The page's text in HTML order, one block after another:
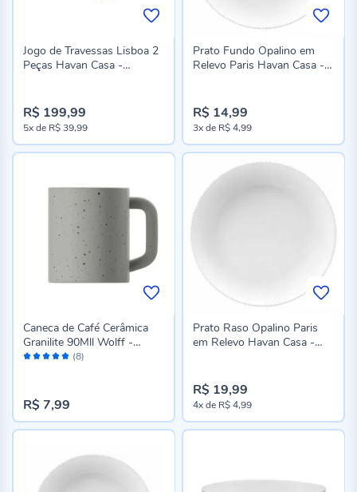
Jogo de Travessas Lisboa 2
Peças Havan Casa -
R$ 199,99
5xde R$ 39,99
Prato Fundo Opalino em
Relevo Paris Havan Casa -
R$ 14,99
3xde R$ 4,99
Avaliação: (8)
Caneca de Café Cerâmica
Granilite 90Mll Wolff -
Sortido
R$ 7,99
Prato Raso Opalino Paris
em Relevo Havan Casa -
R$ 19,99
4xde R$ 4,99